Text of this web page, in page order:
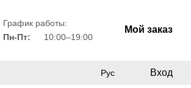
График работы:
Пн-Пт:
10:00–19:00
Мой заказ
Рус Вход